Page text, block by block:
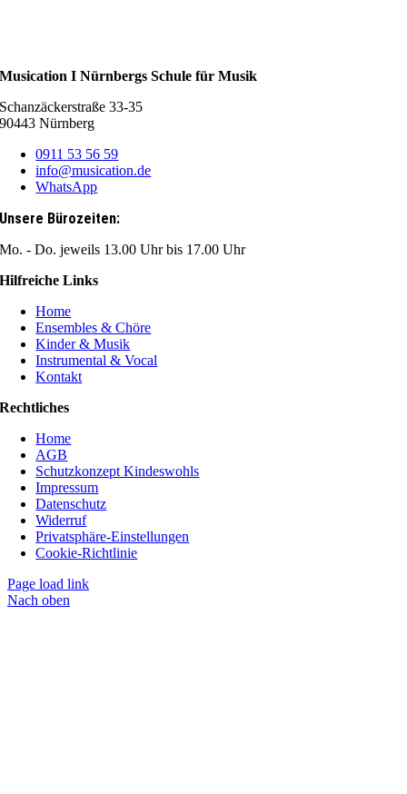
Musication I Nürnbergs Schule für Musik
Schanzäckerstraße 33-35
90443 Nürnberg
0911 53 56 59
info@musication.de
WhatsApp
Unsere Bürozeiten:
Mo. - Do. jeweils 13.00 Uhr bis 17.00 Uhr
Hilfreiche Links
Home
Ensembles & Chöre
Kinder & Musik
Instrumental & Vocal
Kontakt
Rechtliches
Home
AGB
Schutzkonzept Kindeswohls
Impressum
Datenschutz
Widerruf
Privatsphäre-Einstellungen
Cookie-Richtlinie
Page load link
Nach oben